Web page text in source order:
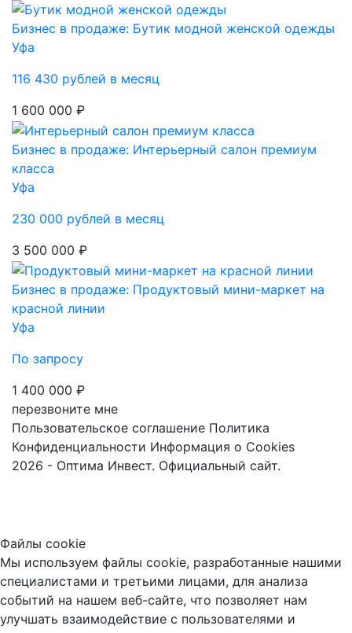
Бизнес в продаже: Бутик модной женской одежды
Уфа
116 430 рублей в месяц
1 600 000 ₽
Бизнес в продаже: Интерьерный салон премиум
класса
Уфа
230 000 рублей в месяц
3 500 000 ₽
Бизнес в продаже: Продуктовый мини-маркет на
красной линии
Уфа
По запросу
1 400 000 ₽
перезвоните мне
Пользовательское соглашение Политика
Конфиденциальности Информация о Cookies
2026 - Оптима Инвест. Официальный сайт.
Файлы cookie
Мы используем файлы cookie, разработанные нашими
специалистами и третьими лицами, для анализа
событий на нашем веб-сайте, что позволяет нам
улучшать взаимодействие с пользователями и